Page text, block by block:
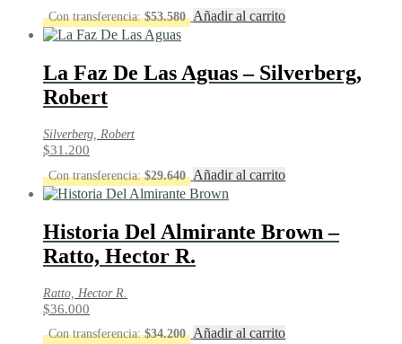
Con transferencia:$53.580 Añadir al carrito
La Faz De Las Aguas – Silverberg,
Robert
Silverberg, Robert
$31.200
Con transferencia:$29.640 Añadir al carrito
Historia Del Almirante Brown –
Ratto, Hector R.
Ratto, Hector R.
$36.000
Con transferencia:$34.200 Añadir al carrito